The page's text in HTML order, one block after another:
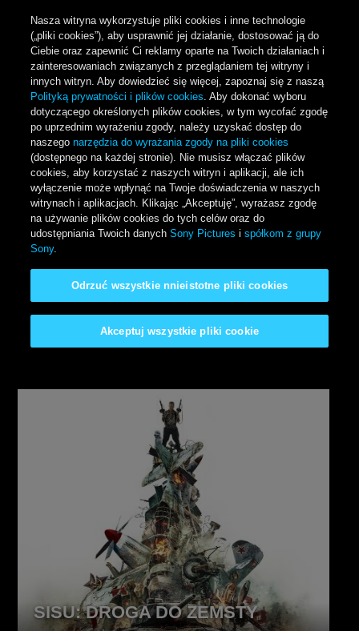
Nasza witryna wykorzystuje pliki cookies i inne technologie
(„pliki cookies”), aby usprawnić jej działanie, dostosować ją do
Ciebie oraz zapewnić Ci reklamy oparte na Twoich działaniach i
zainteresowaniach związanych z przeglądaniem tej witryny i
innych witryn. Aby dowiedzieć się więcej, zapoznaj się z naszą
Polityką prywatności i plików cookies. Aby dokonać wyboru
dotyczącego określonych plików cookies, w tym wycofać zgodę
po uprzednim wyrażeniu zgody, należy uzyskać dostęp do
naszegonarzędzia do wyrażania zgody na pliki cookies
(dostępnego na każdej stronie). Nie musisz włączać plików
cookies, aby korzystać z naszych witryn i aplikacji, ale ich
wyłączenie może wpłynąć na Twoje doświadczenia w naszych
witrynach i aplikacjach. Klikając „Akceptuję”, wyrażasz zgodę
na używanie plików cookies do tych celów oraz do
udostępniania Twoich danychSony Pictures ispółkom z grupy
Sony.
Odrzuć wszystkie nnieistotne pliki cookies
Akceptuj wszystkie pliki cookie
Main Menu
ANACONDA
Available Now On Digital
SISU: DROGA DO ZEMSTY